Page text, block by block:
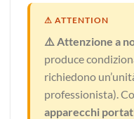
⚠️ Attenzione a
produce
richiedono
professionista).
apparecchi